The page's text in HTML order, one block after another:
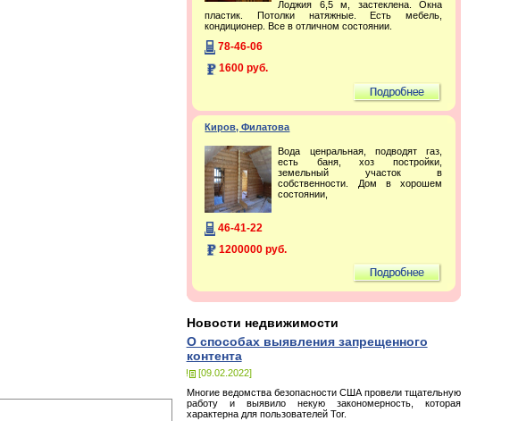
Лоджия 6,5 м, застеклена. Окна
пластик. Потолки натяжные. Есть мебель,
кондиционер. Все в отличном состоянии.
78-46-06
1600 руб.
Киров, Филатова
Вода ценральная, подводят газ,
есть баня, хоз постройки,
земельный участок в
собственности. Дом в хорошем
состоянии,
46-41-22
1200000 руб.
Новости недвижимости
О способах выявления запрещенного
контента
[09.02.2022]
Многие ведомства безопасности США провели тщательную
работу и выявило некую закономерность, которая
характерна для пользователей Tor.